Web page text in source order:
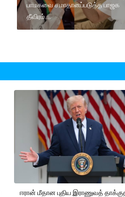
பாமகவை சமாதானப்படுத்த பாஜக
தீவிரம்....
ஈரான் மீதான புதிய இராணுவத்